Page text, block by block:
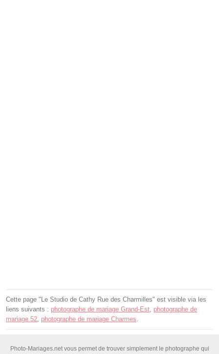
Cette page "Le Studio de Cathy Rue des Charmilles" est visible via les
liens suivants : photographe de mariage Grand-Est photographe de
mariage 52 photographe de mariage Charmes
Photo-Mariages.net vous permet de trouver simplement le photographe qui